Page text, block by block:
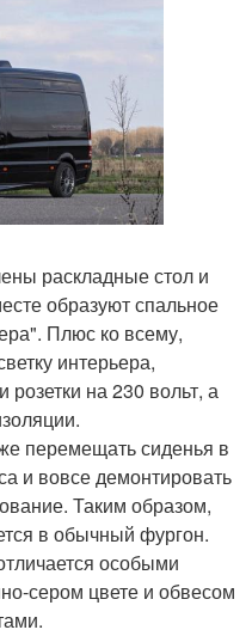
раскладные стол и
образуют спальное
Плюс ко всему,
интерьера,
на 230 вольт, а
перемещать сиденья в
и вовсе демонтировать
Таким образом,
в обычный фургон.
особыми
сером цвете и обвесом